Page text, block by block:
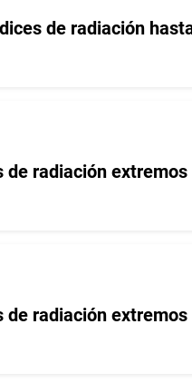
de radiación
de radiación
de radiación